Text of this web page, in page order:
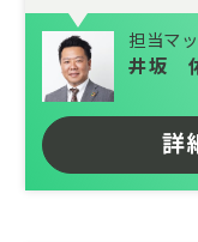
力な協業体制
スを提供する
ナブルな成長
担当マ
井坂
詳